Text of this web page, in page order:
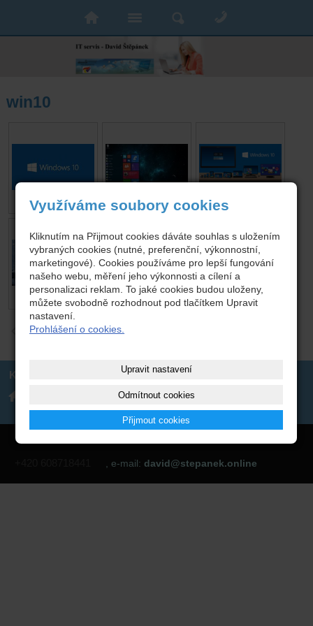
win10
zpět
Kontakt
Meziříčí
+420 608718441
David Štěpánek
, e-mail: david@stepanek.online
Využíváme soubory cookies
Kliknutím na Přijmout cookies dáváte souhlas s uložením
vybraných cookies (nutné, preferenční, výkonnostní,
marketingové). Cookies používáme pro lepší fungování
našeho webu, měření jeho výkonnosti a cílení a
personalizaci reklam. To jaké cookies budou uloženy,
můžete svobodně rozhodnout pod tlačítkem Upravit
nastavení.
Prohlášení o cookies.
Upravit nastavení
Odmítnout cookies
Přijmout cookies